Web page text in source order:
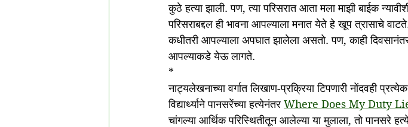
कुठे हत्या झाली. पण, त्या परिसरात आता मला माझी बाईक
परिसराबद्दल ही भावना आपल्याला मनात येते हे खूप त्रासाचे
कधीतरी आपल्याला अपघात झालेला असतो. पण, काही
आपल्याकडे येऊ लागते.
*
नाट्यलेखनाच्या वर्गात लिखाण-प्रक्रिया टिपणारी नोंदवही
विद्यार्थ्याने पानसरेंच्या हत्येनंतर Where Does My Duty
चांगल्या आर्थिक परिस्थितीतून आलेल्या या मुलाला, तो पानसरे